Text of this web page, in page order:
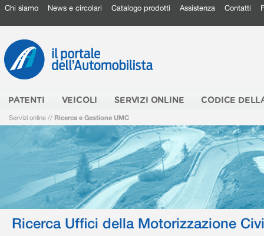
Chi siamo News e circolari Catalogo prodotti Assistenza Contatti
PATENTI VEICOLI SERVIZI ONLINE CODICE
Servizi online // Ricerca e Gestione UMC
Ricerca Uffici della Motorizzazione